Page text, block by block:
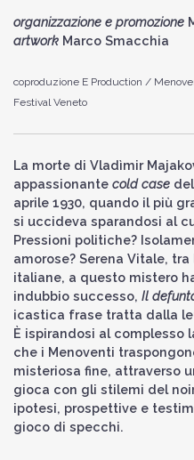
organizzazione e promozione
artwork Marco Smacchia
coproduzione E Production /
Festival Veneto
La morte di Vladìmir
appassionante cold case
aprile 1930, quando il più
si uccideva sparandosi al
Pressioni politiche?
amorose? Serena Vitale,
italiane, a questo mistero
indubbio successo, Il
icastica frase tratta dalla
È ispirandosi al complesso
che i Menoventi
misteriosa fine, attraverso
gioca con gli stilemi del
ipotesi, prospettive e
gioco di specchi.